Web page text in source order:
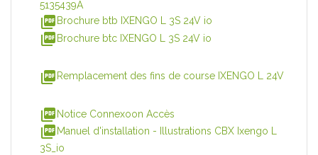
5135439A
picture_as_pdf Brochure btb IXENGO L 3S 24V io
picture_as_pdf Brochure btc IXENGO L 3S 24V io
picture_as_pdf Remplacement des fins de course IXENGO L 24V
picture_as_pdfNotice Connexoon Accès
picture_as_pdf Manuel d'installation - Illustrations CBX Ixengo L
3S_io